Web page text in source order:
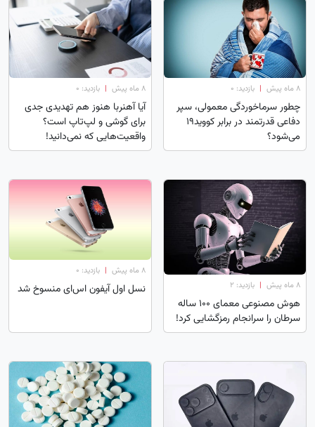
۸ ماه پیش | بازدید: 0
چطور سرماخوردگی معمولی، سپر
دفاعی قدرتمند در برابر کووید۱۹
می‌شود؟
۸ ماه پیش | بازدید: 0
آیا آهنربا هنوز هم تهدیدی جدی
برای گوشی و لپ‌تاپ است؟
واقعیت‌هایی که نمی‌دانید!
۸ ماه پیش | بازدید: 2
هوش مصنوعی معمای ۱۰۰ ساله
سرطان را سرانجام رمزگشایی کرد!
۸ ماه پیش | بازدید: 0
نسل اول آیفون اس‌ای منسوخ شد